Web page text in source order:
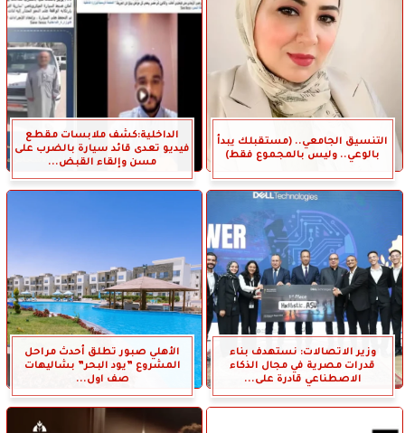
التنسيق الجامعي.. (مستقبلك يبدأ
بالوعي.. وليس بالمجموع فقط)
الداخلية:كشف ملابسات مقطع
فيديو تعدى قائد سيارة بالضرب على
مسن وإلقاء القبض...
وزير الاتصالات: نستهدف بناء
قدرات مصرية في مجال الذكاء
الاصطناعي قادرة على...
الأهلي صبور تطلق أحدث مراحل
المشروع ”يود البحر” بشاليهات
صف اول...